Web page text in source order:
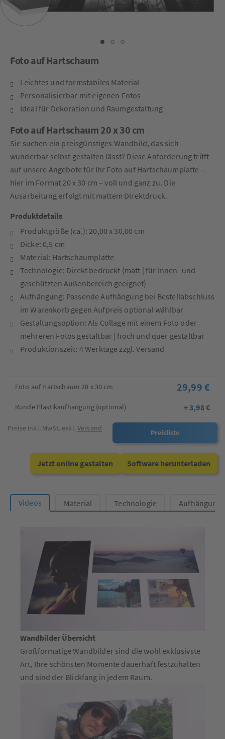
Foto auf Hartschaum
Leichtes und formstabiles Material
Personalisierbar mit eigenen Fotos
Ideal für Dekoration und Raumgestaltung
Foto auf Hartschaum 20 x 30 cm
Sie suchen ein preisgünstiges Wandbild, das sich
wunderbar selbst gestalten lässt? Diese Anforderung trifft
auf unsere Angebote für Ihr Foto auf Hartschaumplatte –
hier im Format 20 x 30 cm – voll und ganz zu. Die
Ausarbeitung erfolgt mit mattem Direktdruck.
Produktdetails
Produktgröße (ca.): 20,00 x 30,00 cm
Dicke: 0,5 cm
Material: Hartschaumplatte
Technologie: Direkt bedruckt (matt | für Innen- und
geschützten Außenbereich geeignet)
Aufhängung: Passende Aufhängung bei Bestellabschluss
im Warenkorb gegen Aufpreis optional wählbar
Gestaltungsoption: Als Collage mit einem Foto oder
mehreren Fotos gestaltbar | hoch und quer gestaltbar
Produktionszeit: 4 Werktage zzgl. Versand
Foto auf Hartschaum 20 x 30 cm 29,99 €
Runde Plastikaufhängung (optional) + 3,98 €
Preisliste
Preise inkl. MwSt. exkl.Versand
Jetzt online gestalten Software herunterladen
Videos Material Technologie Aufhängung
Wandbilder Übersicht
Großformatige Wandbilder sind die wohl exklusivste
Art, Ihre schönsten Momente dauerhaft festzuhalten
und sind der Blickfang in jedem Raum.